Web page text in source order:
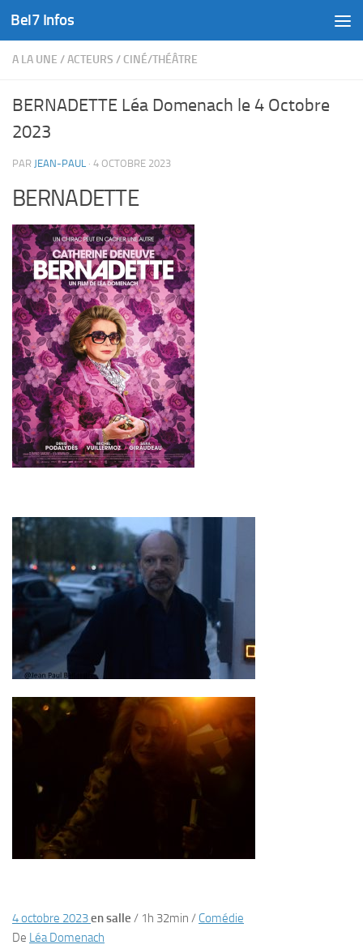
Skip to content
Bel7 Infos
A LA UNE /ACTEURS / CINÉ/THÉÂTRE
BERNADETTE Léa Domenach le 4 Octobre
2023
PAR JEAN-PAUL · 4 OCTOBRE 2023
BERNADETTE
4 octobre 2023en salle / 1h 32min / Comédie
De Léa Domenach